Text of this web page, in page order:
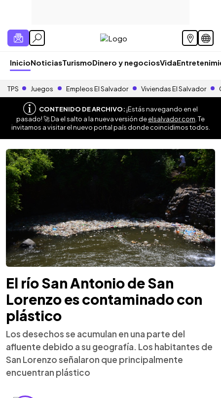
InicioNoticiasTurismoDinero y negociosVida
TPS Juegos Empleos El Salvador Viviendas El Salvador
CONTENIDO DE ARCHIVO:¡Estás navegando en el
pasado! 🚀 Da el salto a la nueva versión deelsalvador.com . Te
invitamos a visitar el nuevo portal país donde coincidimos todos.
El río San Antonio de San
Lorenzo es contaminado con
plástico
Los desechos se acumulan en una parte del
afluente debido a su geografía. Los habitantes de
San Lorenzo señalaron que principalmente
encuentran plástico